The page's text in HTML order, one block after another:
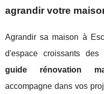
agrandir votre
Agrandir sa maison à
d'espace croissants des
guide rénovation
accompagne dans vos